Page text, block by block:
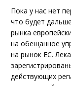
Пока у нас нет
что будет
рынка
на обещанное
на рынок ЕС.
действующих